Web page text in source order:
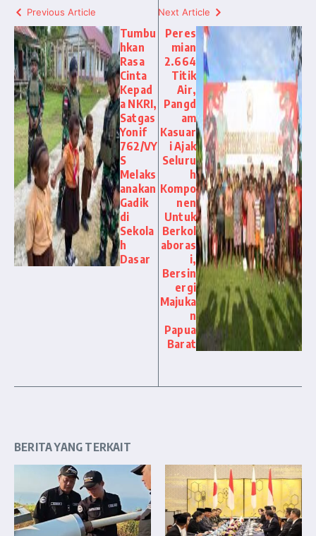
Previous Article
Tumbu
hkan
Rasa
Cinta
Kepad
a NKRI,
Satgas
Yonif
762/VY
S
Melaks
anakan
Gadik
di
Sekola
h
Dasar
Next Article
Peres
mian
2.664
Titik
Air,
Pangd
am
Kasuar
i Ajak
Seluru
h
Kompo
nen
Untuk
Berkol
aboras
i,
Bersin
ergi
Majuka
n
Papua
Barat
BERITA YANG TERKAIT